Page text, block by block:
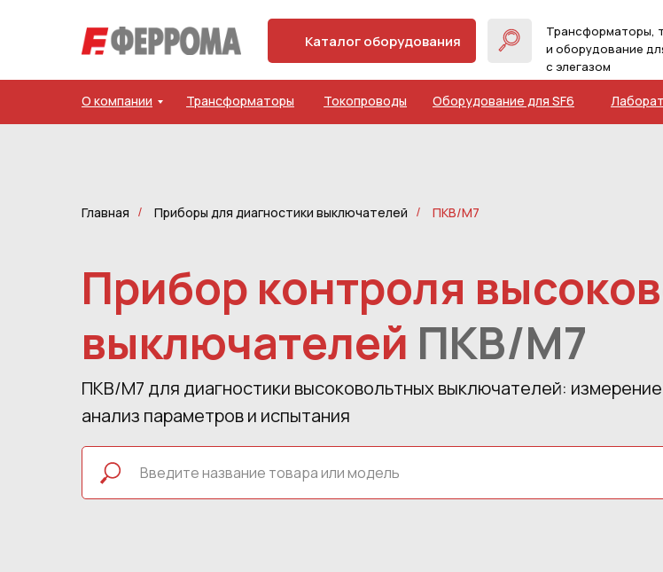
Трансформаторы,
и оборудование
с элегазом
Трансформаторы Токопроводы Оборудование для SF6
О компании
Каталог оборудования
Главная / Приборы для диагностики выключателей / ПКВ/М7
Прибор контроля
выключателей ПКВ/М7
ПКВ/М7 для диагностики высоковольтных выключателей:
анализ параметров и испытания